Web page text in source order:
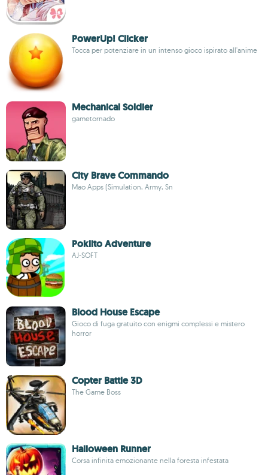
PowerUp! Clicker
Tocca per potenziare in un intenso gioco ispirato all'anime
Mechanical Soldier
gametornado
City Brave Commando
Mao Apps (Simulation, Army, Sn
Poklito Adventure
AJ-SOFT
Blood House Escape
Gioco di fuga gratuito con enigmi complessi e mistero
horror
Copter Battle 3D
The Game Boss
Halloween Runner
Corsa infinita emozionante nella foresta infestata